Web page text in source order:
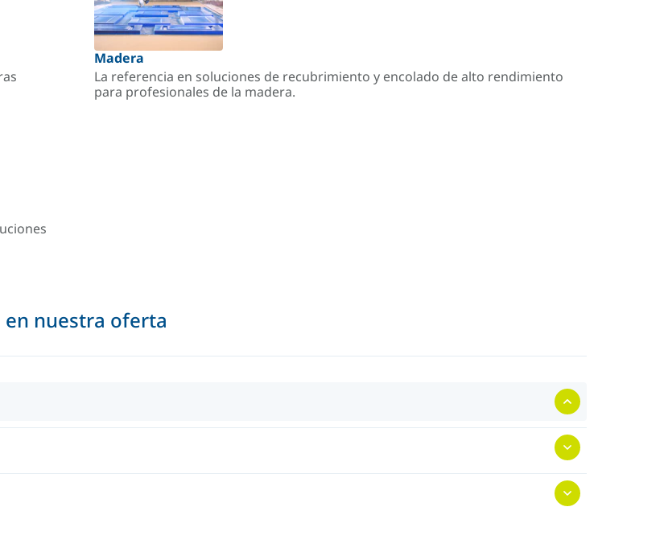
Madera
La referencia en soluciones de recubrimiento y encolado de alto rendimiento
para profesionales de la madera.
nuestra oferta